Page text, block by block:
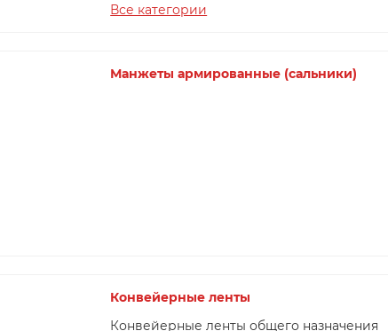
Все категории
Манжеты армированные (сальники)
Конвейерные ленты
Конвейерные ленты общего назначения